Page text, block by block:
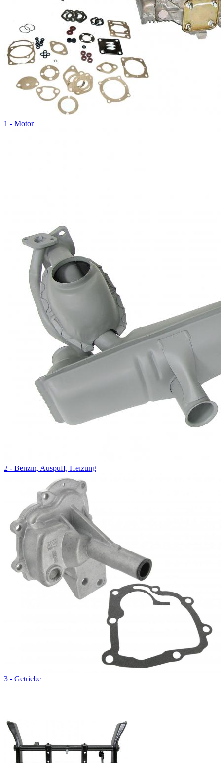
1 - Motor
2 - Benzin, Auspuff, Heizung
3 - Getriebe